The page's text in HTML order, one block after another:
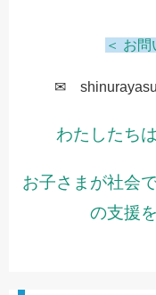
＜ お
✉
わたしたち
お子さまが社会
の支援